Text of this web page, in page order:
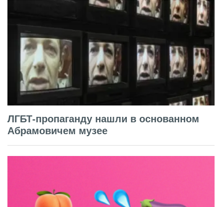
ЛГБТ-пропаганду нашли в основанном
Абрамовичем музее